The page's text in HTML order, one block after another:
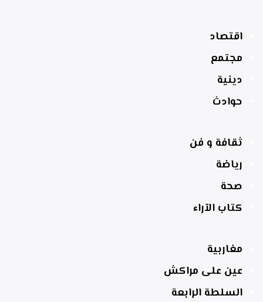
اقتصاد
مجتمع
دينية
حوادث
ثقافة و فن
رياضة
صحة
كتاب الآراء
مغاربية
عين على مراكش
السلطة الرابعة